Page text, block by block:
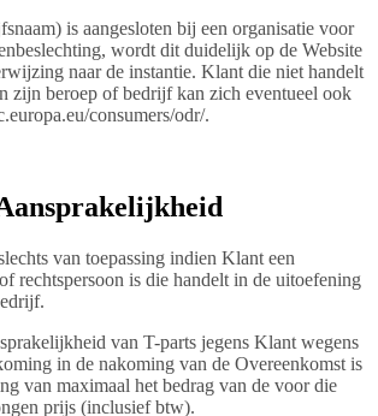
is aangesloten bij een organisatie voor
wordt dit duidelijk op de Website
naar de instantie. Klant die niet handelt
zijn beroep of bedrijf kan zich eventueel ook
consumers/odr/.
van toepassing indien Klant een
rechtspersoon is die handelt in de uitoefening
van T-parts jegens Klant wegens
in de nakoming van de Overeenkomst is
van maximaal het bedrag van de voor die
prijs (inclusief btw).